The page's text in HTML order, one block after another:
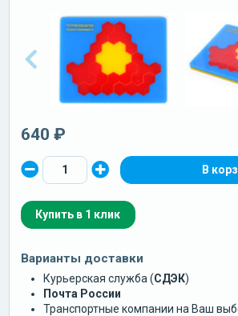
640 ₽
Купить в 1 клик
Варианты доставки
Курьерская служба (СДЭК)
Почта России
Транспортные компании на Ваш